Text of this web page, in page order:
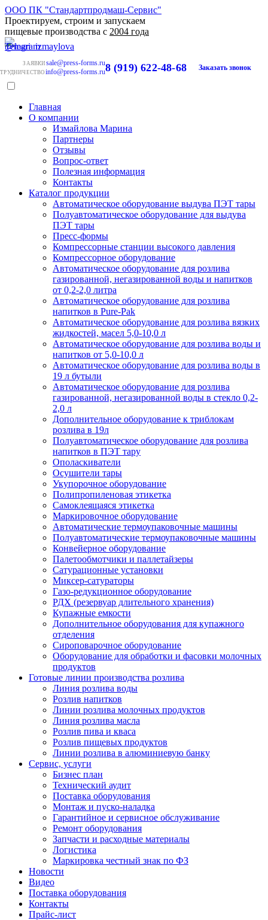
ООО ПК "Стандартпродмаш-Сервис"
Проектируем, строим и запускаем
пищевые производства с 2004 года
ЗАЯВКИ sale@press-forms.ru
info@press-forms.ru8 (919) 622-48-68 Заказать звонок
Главная
О компании
Измайлова Марина
Партнеры
Отзывы
Вопрос-ответ
Полезная информация
Контакты
Каталог продукции
Автоматическое оборудование выдува ПЭТ тары
Полуавтоматическое оборудование для выдува
ПЭТ тары
Пресс-формы
Компрессорные станции высокого давления
Компрессорное оборудование
Автоматическое оборудование для розлива
газированной, негазированной воды и напитков
от 0,2-2,0 литра
Автоматическое оборудование для розлива
напитков в Pure-Pak
Автоматическое оборудование для розлива вязких
жидкостей, масел 5,0-10,0 л
Автоматическое оборудование для розлива воды и
напитков от 5,0-10,0 л
Автоматическое оборудование для розлива воды в
19 л бутыли
Автоматическое оборудование для розлива
газированной, негазированной воды в стекло 0,2-
2,0 л
Дополнительное оборудование к триблокам
розлива в 19л
Полуавтоматическое оборудование для розлива
напитков в ПЭТ тару
Ополаскиватели
Осушители тары
Укупорочное оборудование
Полипропиленовая этикетка
Самоклеящаяся этикетка
Маркировочное оборудование
Автоматические термоупаковочные машины
Полуавтоматические термоупаковочные машины
Конвейерное оборудование
Палетообмотчики и паллетайзеры
Сатурационные установки
Миксер-сатураторы
Газо-редукционное оборудование
РДХ (резервуар длительного хранения)
Купажные емкости
Дополнительное оборудования для купажного
отделения
Сироповарочное оборудование
Оборудование для обработки и фасовки молочных
продуктов
Готовые линии производства розлива
Линия розлива воды
Розлив напитков
Линии розлива молочных продуктов
Линия розлива масла
Розлив пива и кваса
Розлив пищевых продуктов
Линии розлива в алюминиевую банку
Сервис, услуги
Бизнес план
Технический аудит
Поставка оборудования
Монтаж и пуско-наладка
Гарантийное и сервисное обслуживание
Ремонт оборудования
Запчасти и расходные материалы
Логистика
Маркировка честный знак по ФЗ
Новости
Видео
Поставка оборудования
Контакты
Прайс-лист